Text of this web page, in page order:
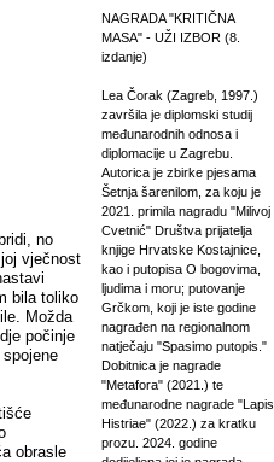
no
vječnost
bila toliko
Možda
počinje
obrasle
NAGRADA "KRITIČNA
MASA" - UŽI IZBOR (8.
izdanje)
Lea Čorak (Zagreb, 1997.)
završila je diplomski studij
međunarodnih odnosa i
diplomacije u Zagrebu.
Autorica je zbirke pjesama
Šetnja šarenilom, za koju je
2021. primila nagradu "Milivoj
Cvetnić" Društva prijatelja
knjige Hrvatske Kostajnice,
kao i putopisa O bogovima,
ljudima i moru; putovanje
Grčkom, koji je iste godine
nagrađen na regionalnom
natječaju "Spasimo putopis."
Dobitnica je nagrade
"Metafora" (2021.) te
međunarodne nagrade "Lapis
Histriae" (2022.) za kratku
prozu. 2024. godine